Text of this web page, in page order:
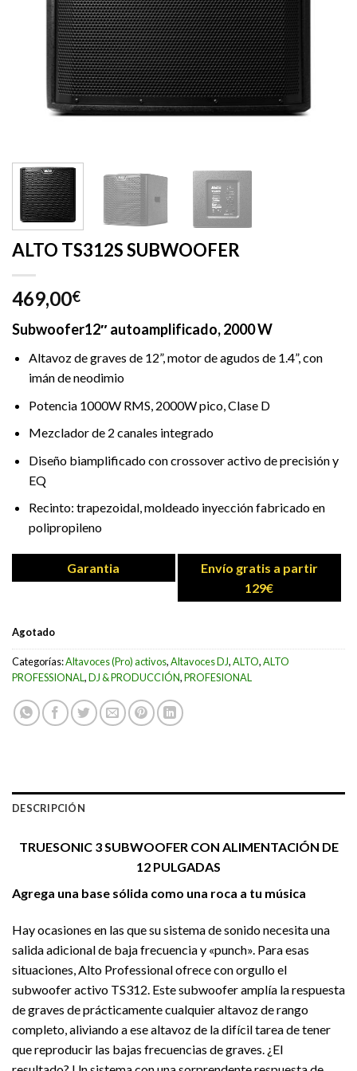
ALTO TS312S SUBWOOFER
469,00€
Subwoofer12″ autoamplificado, 2000 W
Altavoz de graves de 12”, motor de agudos de 1.4”, con
imán de neodimio
Potencia 1000W RMS, 2000W pico, Clase D
Mezclador de 2 canales integrado
Diseño biamplificado con crossover activo de precisión y
EQ
Recinto: trapezoidal, moldeado inyección fabricado en
polipropileno
Garantia
Envío gratis a partir
129€
Agotado
Categorías:Altavoces (Pro) activos,Altavoces DJ,ALTO,ALTO
PROFESSIONAL,DJ & PRODUCCIÓN,PROFESIONAL
DESCRIPCIÓN
TRUESONIC 3 SUBWOOFER CON ALIMENTACIÓN DE
12 PULGADAS
Agrega una base sólida como una roca a tu música
Hay ocasiones en las que su sistema de sonido necesita una
salida adicional de baja frecuencia y «punch». Para esas
situaciones, Alto Professional ofrece con orgullo el
subwoofer activo TS312. Este subwoofer amplía la respuesta
de graves de prácticamente cualquier altavoz de rango
completo, aliviando a ese altavoz de la difícil tarea de tener
que reproducir las bajas frecuencias de graves. ¿El